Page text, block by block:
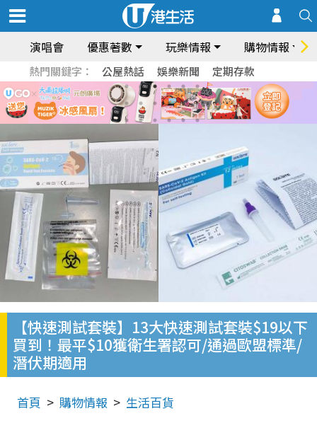
演唱會 優惠著數 玩樂情報 購物情報
熱門關鍵字： 公屋熱話 娛樂新聞 定期存款
【快速測試套裝】13大快速測試套裝$19以下
買到！最平$10獲衛生署認可/通過歐盟標準/
潛伏期適用
首頁 購物情報 生活百貨